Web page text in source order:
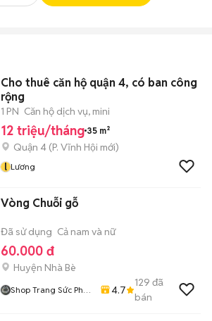
Cho thuê căn hộ quận 4, có ban công
rộng
1 PN Căn hộ dịch vụ, mini
12 triệu/tháng 35 m²
Quận 4 (P. Vĩnh Hội mới)
l Lương
Vòng Chuỗi gỗ
Đã sử dụng Cả nam và nữ
60.000 đ
Huyện Nhà Bè
Shop Trang Sức Phụ
4.7
129 đã
bán